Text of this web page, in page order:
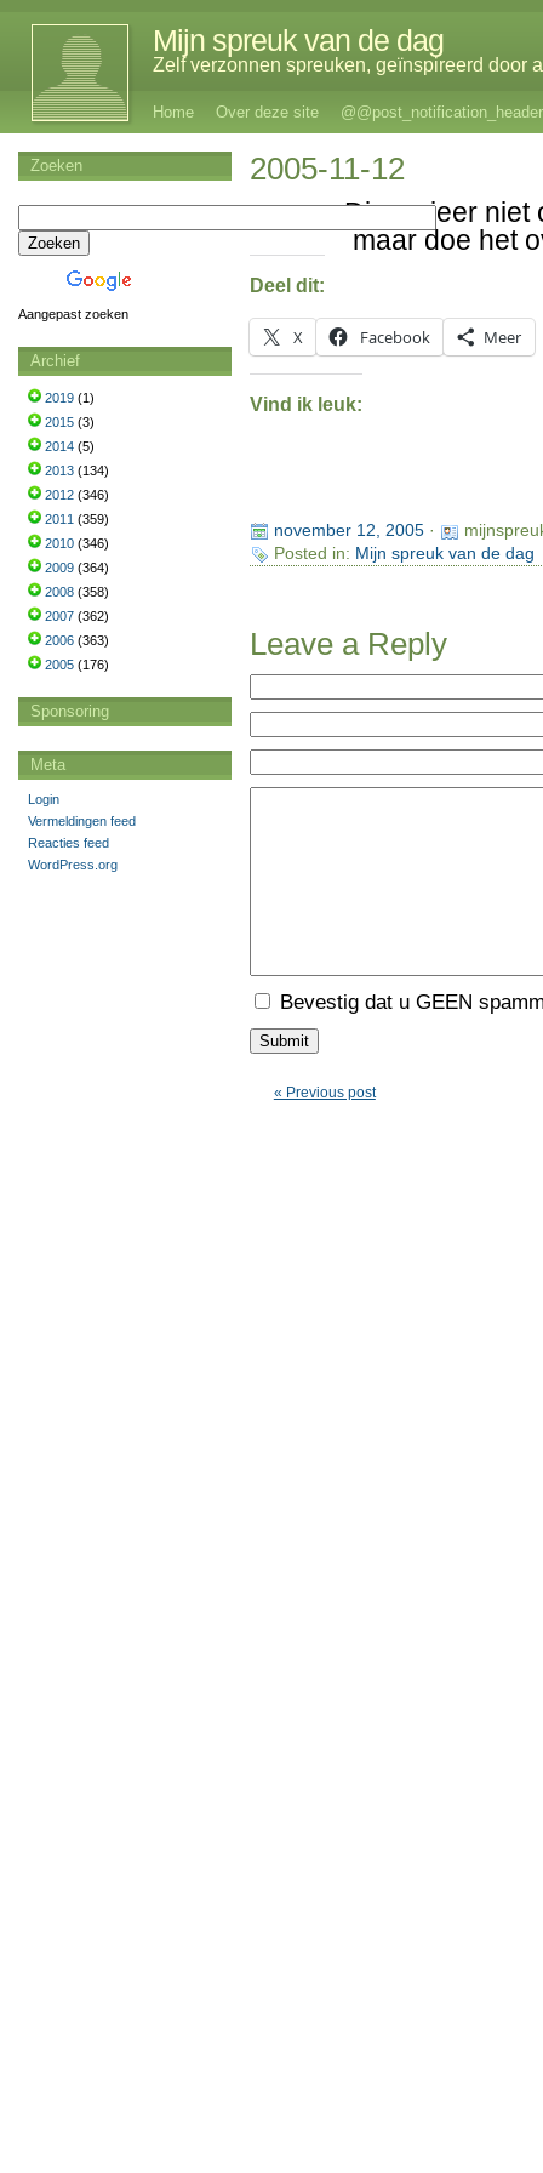
Mijn spreuk van de dag
Zelf verzonnen spreuken, geïnspireerd door
Home Over deze site @@post_notification_header
2005-11-12
Discusieer niet
maar doe het
Deel dit:
X Facebook Meer
Vind ik leuk:
november 12, 2005·
Posted in: Mijn spreuk van de dag
Leave a Reply
Bevestig dat u GEEN
« Previous post
Zoeken
Aangepast zoeken
Archief
2019 (1)
2015 (3)
2014 (5)
2013 (134)
2012 (346)
2011 (359)
2010 (346)
2009 (364)
2008 (358)
2007 (362)
2006 (363)
2005 (176)
Sponsoring
Meta
Login
Vermeldingen feed
Reacties feed
WordPress.org